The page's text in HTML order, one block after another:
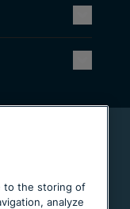
to the storing of
analyze